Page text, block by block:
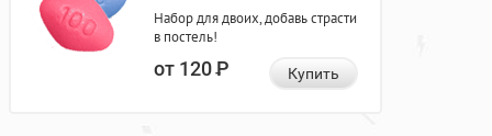
Набор для двоих, добавь страсти
в постель!
от 120Р Купить